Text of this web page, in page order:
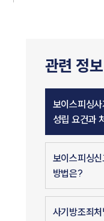
관련 정보
보이스피싱
성립 요건과
보이스피싱
방법은?
사기방조죄